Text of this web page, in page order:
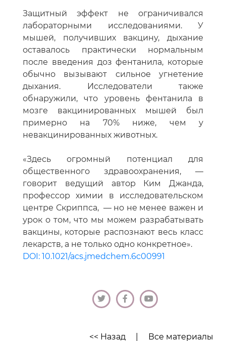
Защитный эффект не ограничивался
лабораторными исследованиями. У
мышей, получивших вакцину, дыхание
оставалось практически нормальным
после введения доз фентанила, которые
обычно вызывают сильное угнетение
дыхания. Исследователи также
обнаружили, что уровень фентанила в
мозге вакцинированных мышей был
примерно на 70% ниже, чем у
невакцинированных животных.
«Здесь огромный потенциал для
общественного здравоохранения, —
говорит ведущий автор Ким Джанда,
профессор химии в исследовательском
центре Скриппса, — но не менее важен и
урок о том, что мы можем разрабатывать
вакцины, которые распознают весь класс
лекарств, а не только одно конкретное».
DOI: 10.1021/acs.jmedchem.6c00991
<< Назад
Все материалы